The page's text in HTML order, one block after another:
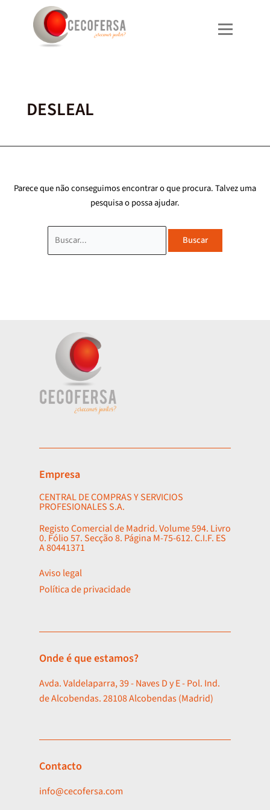
DESLEAL
Parece que não conseguimos encontrar o que procura. Talvez uma
pesquisa o possa ajudar.
Procurar
por:
Empresa
CENTRAL DE COMPRAS Y SERVICIOS
PROFESIONALES S.A.
Registo Comercial de Madrid. Volume 594. Livro
0. Fólio 57. Secção 8. Página M-75-612. C.I.F. ES
A 80441371
Aviso legal
Política de privacidade
Onde é que estamos?
Avda. Valdelaparra, 39 - Naves D y E - Pol. Ind.
de Alcobendas. 28108 Alcobendas (Madrid)
Contacto
info@cecofersa.com